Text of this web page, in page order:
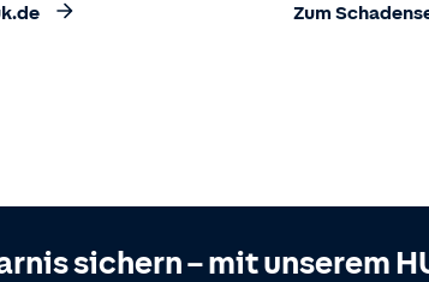
Zum
sichern – mit unserem